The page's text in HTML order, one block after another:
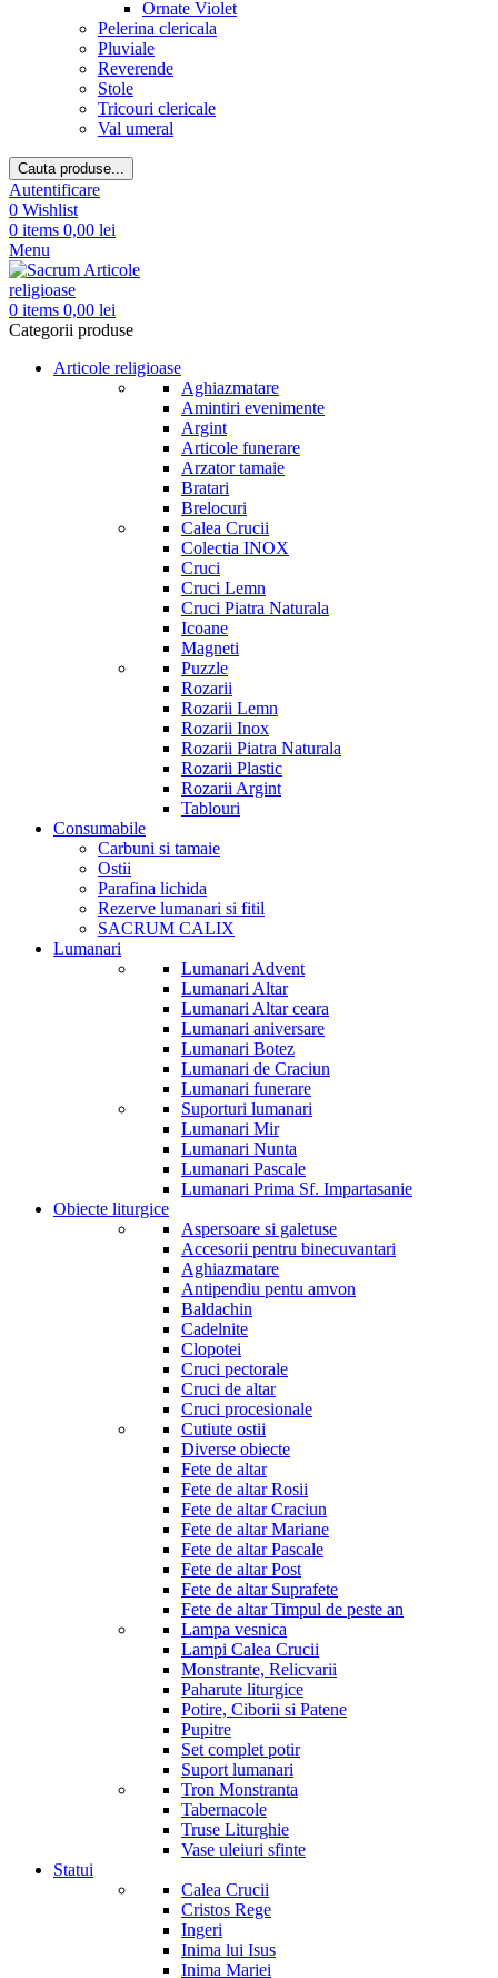
Ornate Violet
Pelerina clericala
Pluviale
Reverende
Stole
Tricouri clericale
Val umeral
Cauta produse...
Autentificare
0 Wishlist
0 items 0,00 lei
Menu
0 items 0,00 lei
Categorii produse
Articole religioase
Aghiazmatare
Amintiri evenimente
Argint
Articole funerare
Arzator tamaie
Bratari
Brelocuri
Calea Crucii
Colectia INOX
Cruci
Cruci Lemn
Cruci Piatra Naturala
Icoane
Magneti
Puzzle
Rozarii
Rozarii Lemn
Rozarii Inox
Rozarii Piatra Naturala
Rozarii Plastic
Rozarii Argint
Tablouri
Consumabile
Carbuni si tamaie
Ostii
Parafina lichida
Rezerve lumanari si fitil
SACRUM CALIX
Lumanari
Lumanari Advent
Lumanari Altar
Lumanari Altar ceara
Lumanari aniversare
Lumanari Botez
Lumanari de Craciun
Lumanari funerare
Suporturi lumanari
Lumanari Mir
Lumanari Nunta
Lumanari Pascale
Lumanari Prima Sf. Impartasanie
Obiecte liturgice
Aspersoare si galetuse
Accesorii pentru binecuvantari
Aghiazmatare
Antipendiu pentu amvon
Baldachin
Cadelnite
Clopotei
Cruci pectorale
Cruci de altar
Cruci procesionale
Cutiute ostii
Diverse obiecte
Fete de altar
Fete de altar Rosii
Fete de altar Craciun
Fete de altar Mariane
Fete de altar Pascale
Fete de altar Post
Fete de altar Suprafete
Fete de altar Timpul de peste an
Lampa vesnica
Lampi Calea Crucii
Monstrante, Relicvarii
Paharute liturgice
Potire, Ciborii si Patene
Pupitre
Set complet potir
Suport lumanari
Tron Monstranta
Tabernacole
Truse Liturghie
Vase uleiuri sfinte
Statui
Calea Crucii
Cristos Rege
Ingeri
Inima lui Isus
Inima Mariei